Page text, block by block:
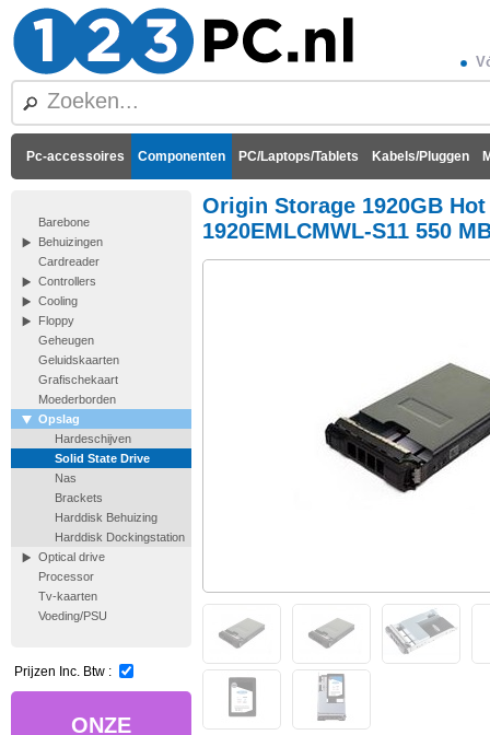
Pc-accessoires Componenten PC/Laptops/Tablets Kabels/Pluggen
Barebone
Behuizingen
Cardreader
Controllers
Cooling
Floppy
Geheugen
Geluidskaarten
Grafischekaart
Moederborden
Opslag
Hardeschijven
Solid State Drive
Nas
Brackets
Harddisk Behuizing
Harddisk Dockingstation
Optical drive
Processor
Tv-kaarten
Voeding/PSU
Prijzen Inc. Btw :
ONZE
Origin Storage 1920GB
1920EMLCMWL-S11 550